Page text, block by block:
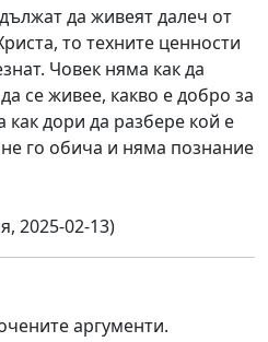
да живеят далеч от
то техните ценности
Човек няма как да
се живее, какво е добро за
как дори да разбере кой е
го обича и няма познание
2025-02-13)
аргументи.